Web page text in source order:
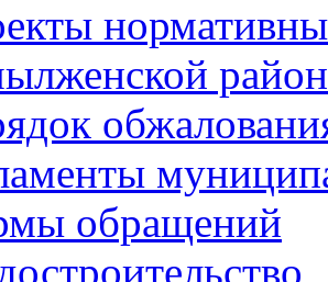
обращений